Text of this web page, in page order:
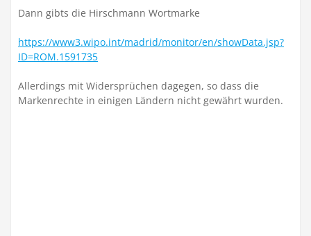
Dann gibts die Hirschmann Wortmarke
https://www3.wipo.int/madrid/monitor/en/showData.jsp?
ID=ROM.1591735
Allerdings mit Widersprüchen dagegen, so dass die
Markenrechte in einigen Ländern nicht gewährt wurden.